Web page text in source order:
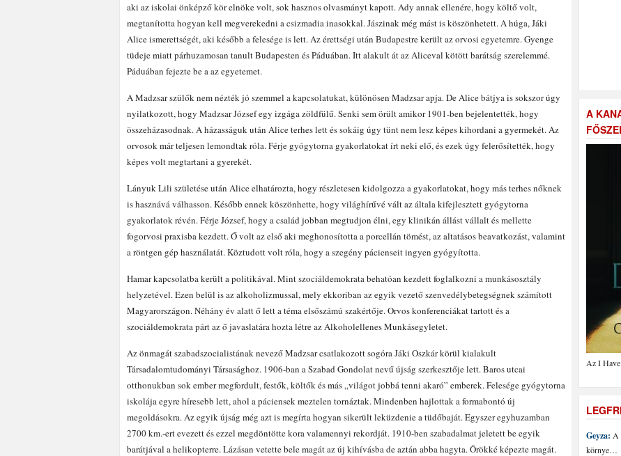
aki az iskolai önképző kör elnöke volt, sok hasznos olvasmányt kapott. Ady annak ellenére, hogy költő volt,
megtanította hogyan kell megverekedni a csizmadia inasokkal. Jászinak még mást is köszönhetett. A húga, Jáki
Alice ismerettségét, aki később a felesége is lett. Az érettségi után Budapestre került az orvosi egyetemre. Gyenge
tüdeje miatt párhuzamosan tanult Budapesten és Páduában. Itt alakult át az Aliceval kötött barátság szerelemmé.
Páduában fejezte be a az egyetemet.
A Madzsar szülők nem nézték jó szemmel a kapcsolatukat, különösen Madzsar apja. De Alice bátjya is sokszor úgy
nyilatkozott, hogy Madzsar József egy izgága zöldfülű. Senki sem örült amikor 1901-ben bejelentették, hogy
összeházasodnak. A házasságuk után Alice terhes lett és sokáig úgy tünt nem lesz képes kihordani a gyermekét. Az
orvosok már teljesen lemondtak róla. Férje gyógytorna gyakorlatokat írt neki elő, és ezek úgy felerősítették, hogy
képes volt megtartani a gyerekét.
Lányuk Lili születése után Alice elhatározta, hogy részletesen kidolgozza a gyakorlatokat, hogy más terhes nőknek
is hasznává válhasson. Később ennek köszönhette, hogy világhírűvé vált az általa kifejlesztett gyógytorna
gyakorlatok révén. Férje József, hogy a család jobban megtudjon élni, egy klinikán állást vállalt és mellette
fogorvosi praxisba kezdett. Ő volt az első aki meghonosította a porcellán tömést, az altatásos beavatkozást, valamint
a röntgen gép használatát. Köztudott volt róla, hogy a szegény pácienseit ingyen gyógyította.
Hamar kapcsolatba került a politikával. Mint szociáldemokrata behatóan kezdett foglalkozni a munkásosztály
helyzetével. Ezen belül is az alkoholizmussal, mely ekkoriban az egyik vezető szenvedélybetegségnek számított
Magyarországon. Néhány év alatt ő lett a téma elsőszámú szakértője. Orvos konferenciákat tartott és a
szociáldemokrata párt az ő javaslatára hozta létre az Alkoholellenes Munkásegyletet.
Az önmagát szabadszocialistának nevező Madzsar csatlakozott sogóra Jáki Oszkár körül kialakult
Társadalomtudományi Társasághoz. 1906-ban a Szabad Gondolat nevű újság szerkesztője lett. Baros utcai
otthonukban sok ember megfordult, festők, költők és más „világot jobbá tenni akaró” emberek. Felesége gyógytorna
iskolája egyre híresebb lett, ahol a páciensek meztelen tornáztak. Mindenben hajlottak a formabontó új
megoldásokra. Az egyik újság még azt is megírta hogyan sikerült leküzdenie a tüdőbaját. Egyszer egyhuzamban
2700 km.-ert evezett és ezzel megdöntötte kora valamennyi rekordját. 1910-ben szabadalmat jeletett be egyik
barátjával a helikopterre. Lázásan vetette bele magát az új kihívásba de aztán abba hagyta. Örökké képezte magát.
A
Az I
Geyza: A
környe…